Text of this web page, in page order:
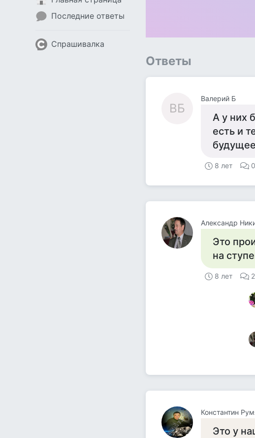
Последние ответы
Спрашивалка
Ответы
ВБ
Валерий Б
А у них
есть и
8 лет 0
Александр
Это
на
8 лет 2
Константин
Это у